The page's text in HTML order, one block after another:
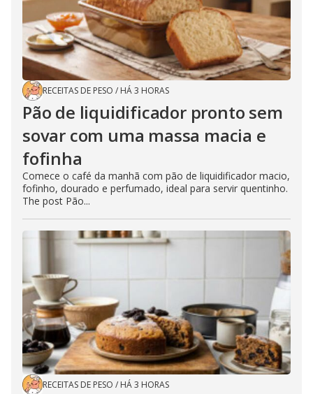
RECEITAS DE PESO / HÁ 3 HORAS
Pão de liquidificador pronto sem
sovar com uma massa macia e
fofinha
Comece o café da manhã com pão de liquidificador macio,
fofinho, dourado e perfumado, ideal para servir quentinho.
The post Pão...
RECEITAS DE PESO / HÁ 3 HORAS